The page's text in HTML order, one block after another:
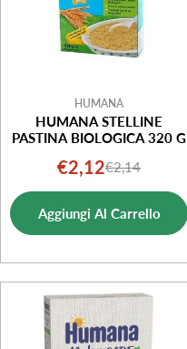
HUMANA
HUMANA STELLINE
PASTINA BIOLOGICA 320 G
Prezzo
di
vendita
€2,12Prezzo
normale
€2,14
Aggiungi Al Carrello